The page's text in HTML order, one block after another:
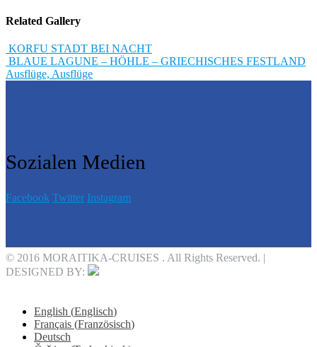
Related Gallery
KORFU STADT BEI NACHT
BLAUE LAGUNE – HÖHLE – GRIECHISCHES FESTLAND
Ausflüge, Ausflüge
Sozialen Medien
Facebook Twitter Instagram
© 2016 MORAITIKA-CRUISES . All Rights Reserved. |
DESIGNED BY:
English (Englisch)
Français (Französisch)
Deutsch